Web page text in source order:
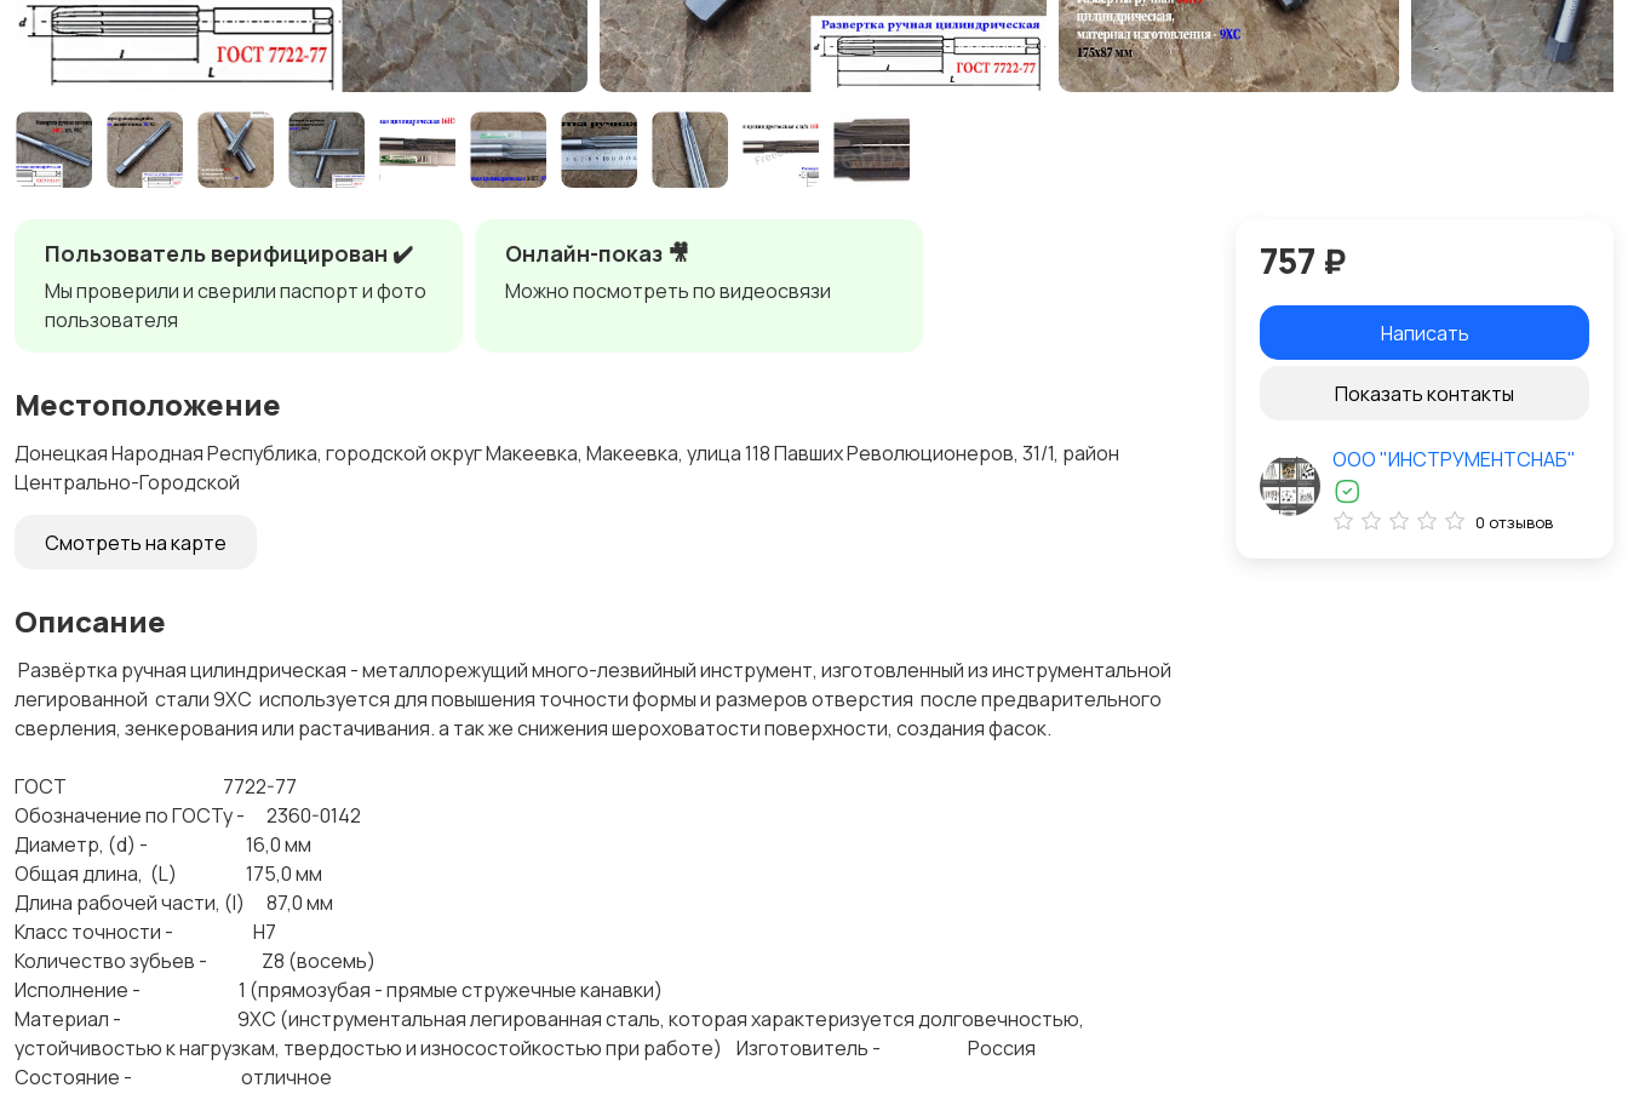
Пользователь верифицирован ✔️
Мы проверили и сверили паспорт и фото
пользователя
Онлайн-показ 🎥
Можно посмотреть по видеосвязи
Местоположение
Донецкая Народная Республика, городской округ Макеевка, Макеевка, улица 118 Павших Революционеров, 31/1, район
Центрально-Городской
Смотреть на карте
Описание
Развёртка ручная цилиндрическая - металлорежущий много-лезвийный инструмент, изготовленный из инструментальной
легированной стали 9ХС используется для повышения точности формы и размеров отверстия после предварительного
сверления, зенкерования или растачивания. а так же снижения шероховатости поверхности, создания фасок.
ГОСТ 7722-77
Обозначение по ГОСТу - 2360-0142
Диаметр, (d) - 16,0 мм
Общая длина, (L) 175,0 мм
Длина рабочей части, (l) 87,0 мм
Класс точности - Н7
Количество зубьев - Z8 (восемь)
Исполнение - 1 (прямозубая - прямые стружечные канавки)
Материал - 9ХС (инструментальная легированная сталь, которая характеризуется долговечностью,
устойчивостью к нагрузкам, твердостью и износостойкостью при работе) Изготовитель - Россия
Состояние - отличное
757 ₽
Написать
Показать контакты
ООО "ИНСТРУМЕНТСНАБ"
0 отзывов